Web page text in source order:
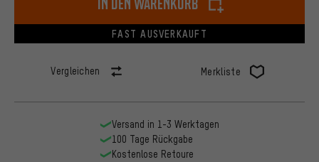
FAST AUSVERKAUFT
Vergleichen Merkliste
Versand in 1-3 Werktagen
100 Tage Rückgabe
Kostenlose Retoure